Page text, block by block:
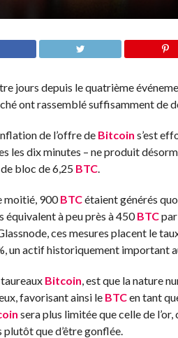
jours depuis le quatrième
ont rassemblé suffisamment de
de l’offre de Bitcoin s’est
les dix minutes – ne produit
bloc de 6,25 BTC.
moitié, 900BTCétaient générés
équivalent à peu près à 450BTCpar
ces mesures placent le
un actif historiquement important
Bitcoin, est que la nature
favorisant ainsi le BTCen tant
sera plus limitée que celle de
que d’être gonflée.